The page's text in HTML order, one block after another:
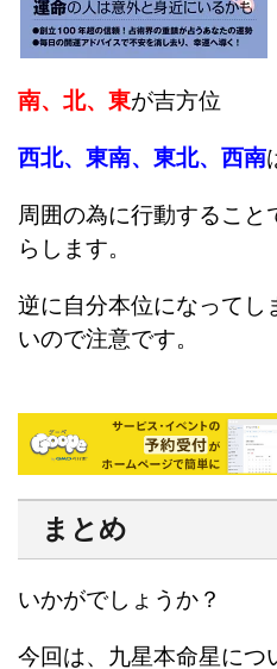
南、北、東が吉方位
西北、東南、東北、西南
周囲の為に行動すること
らします。
逆に自分本位になってし
いので注意です。
まとめ
いかがでしょうか？
今回は、九星本命星につ